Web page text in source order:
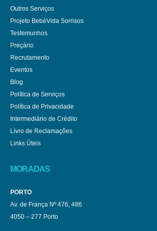
Outros Serviços
Projeto BebéVida Sorrisos
Testemunhos
Preçário
Recrutamento
Eventos
Blog
Política de Serviços
Política de Privacidade
Intermediário de Crédito
Livro de Reclamações
Links Úteis
MORADAS
PORTO
Av. de França Nº 476, 486
4050 – 277 Porto